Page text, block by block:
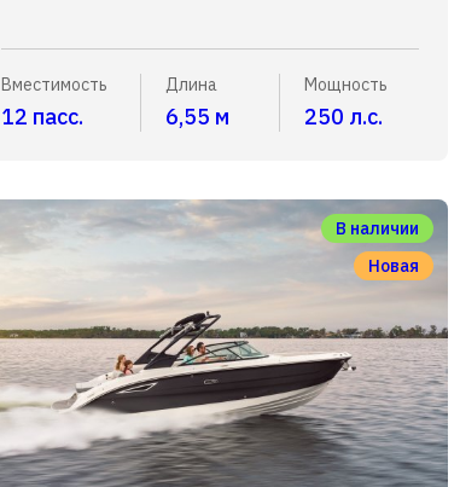
Вместимость
12 пасс.
Длина
6,55 м
Мощность
250 л.с.
В наличии
Новая